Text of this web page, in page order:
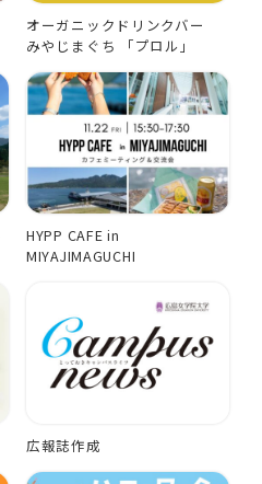
オーガニックドリンクバー
みやじまぐち 「プロル」
HYPP CAFE in
MIYAJIMAGUCHI
広報誌作成